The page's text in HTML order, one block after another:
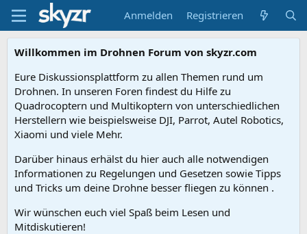
Anmelden Registrieren
Willkommen im Drohnen Forum von skyzr.com
Eure Diskussionsplattform zu allen Themen rund um
Drohnen. In unseren Foren findest du Hilfe zu
Quadrocoptern und Multikoptern von unterschiedlichen
Herstellern wie beispielsweise DJI, Parrot, Autel Robotics,
Xiaomi und viele Mehr.
Darüber hinaus erhälst du hier auch alle notwendigen
Informationen zu Regelungen und Gesetzen sowie Tipps
und Tricks um deine Drohne besser fliegen zu können .
Wir wünschen euch viel Spaß beim Lesen und
Mitdiskutieren!